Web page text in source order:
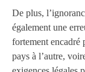
De plus,
également une
fortement encadré
pays à l’autre,